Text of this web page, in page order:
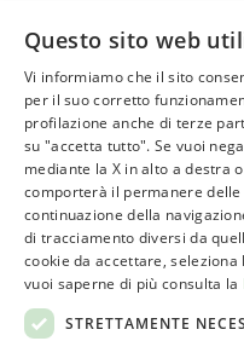
ASSOVERDE
P.Iva 02961181209
posta@assoverde.it
Privacy Policy
Cookie Policy
Sede:
Questo sito web
Vi informiamo che il sito
per il suo corretto
profilazione anche di terze
su "accetta tutto". Se vuoi
mediante la X in alto a destra
comporterà il permanere
continuazione della
di tracciamento diversi da
cookie da accettare,
vuoi saperne di più consulta la
STRETTAMENTE